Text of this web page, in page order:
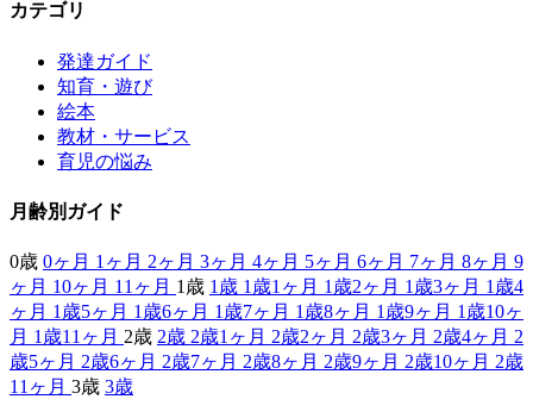
カテゴリ
発達ガイド
知育・遊び
絵本
教材・サービス
育児の悩み
月齢別ガイド
0歳 0ヶ月 1ヶ月 2ヶ月 3ヶ月 4ヶ月 5ヶ月 6ヶ月 7ヶ月 8ヶ月 9
ヶ月 10ヶ月 11ヶ月 1歳 1歳 1歳1ヶ月 1歳2ヶ月 1歳3ヶ月 1歳4
ヶ月 1歳5ヶ月 1歳6ヶ月 1歳7ヶ月 1歳8ヶ月 1歳9ヶ月 1歳10ヶ
月 1歳11ヶ月 2歳 2歳 2歳1ヶ月 2歳2ヶ月 2歳3ヶ月 2歳4ヶ月 2
歳5ヶ月 2歳6ヶ月 2歳7ヶ月 2歳8ヶ月 2歳9ヶ月 2歳10ヶ月 2歳
11ヶ月 3歳 3歳